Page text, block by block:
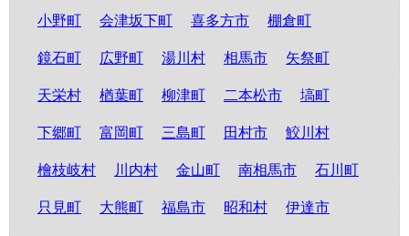
小野町 会津坂下町 喜多方市 棚倉町
鏡石町 広野町 湯川村 相馬市 矢祭町
天栄村 楢葉町 柳津町 二本松市 塙町
下郷町 富岡町 三島町 田村市 鮫川村
檜枝岐村 川内村 金山町 南相馬市 石川町
只見町 大熊町 福島市 昭和村 伊達市